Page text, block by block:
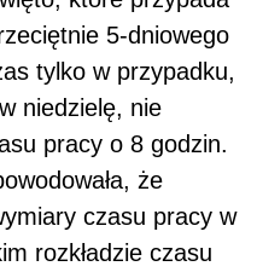
5-dniowego
tylko w przypadku,
niedzielę, nie
pracy o 8 godzin.
że
czasu pracy w
rozkładzie czasu